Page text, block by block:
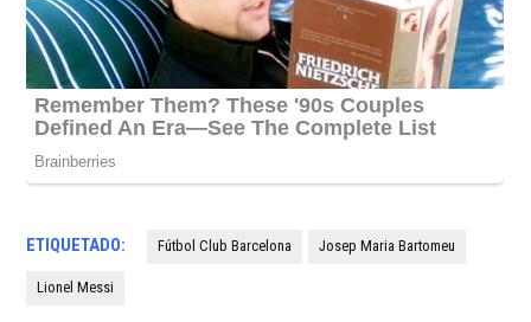
ETIQUETADO: Fútbol Club Barcelona Josep Maria Bartomeu
Lionel Messi